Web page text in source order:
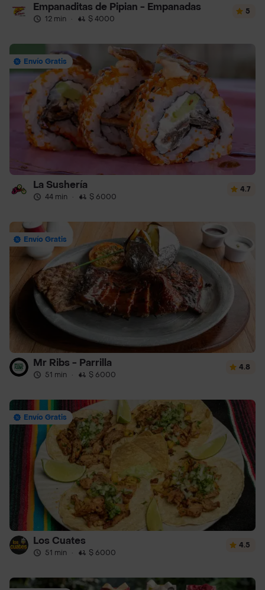
Empanaditas de Pipian - Empanadas
12 min · $ 4000
5
Envío Gratis
La Sushería
44 min · $ 6000
4.7
Envío Gratis
Mr Ribs - Parrilla
51 min · $ 6000
4.8
Envío Gratis
Los Cuates
51 min · $ 6000
4.5